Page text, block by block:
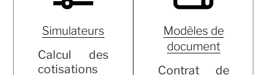
Simulateurs
Calcul des
cotisations
Modèles de
document
Contrat de